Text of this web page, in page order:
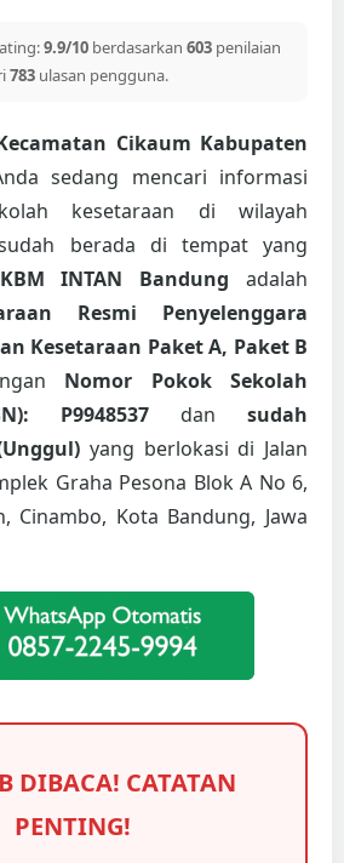
9.9/10 berdasarkan 603 penilaian
783ulasan pengguna.
Cikaum Kabupaten
sedang mencari informasi
kesetaraan di wilayah
berada di tempat yang
INTAN Bandung adalah
Resmi Penyelenggara
Kesetaraan Paket A, Paket B
Nomor Pokok Sekolah
P9948537 dan sudah
yang berlokasi di Jalan
Graha Pesona Blok A No 6,
Cinambo, Kota Bandung, Jawa
DIBACA! CATATAN
PENTING!